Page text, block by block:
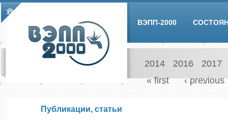
Skip to main content
Main menu
ВЭПП-2000
2014 2016 2017
Pages
« first ‹ previous
Публикации, статьи